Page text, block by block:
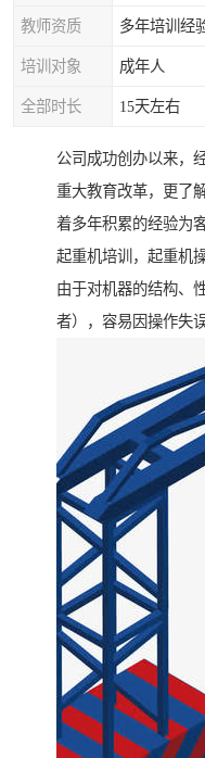
教师资质 多年培训经
培训对象 成年人
全部时长 15天左右
公司成功创办以来，
重大教育改革，更了
着多年积累的经验为
起重机培训，起重机
由于对机器的结构、
者），容易因操作失